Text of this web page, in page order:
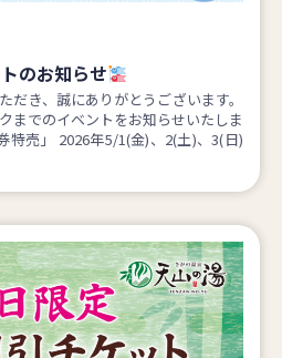
のお知らせ
だき、誠にありがとうございます。
までのイベントをお知らせいたしま
特売」 2026年5/1(金)、2(土)、3(日)